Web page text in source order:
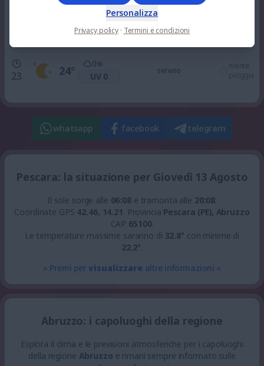
° UV 0
sereno
23 24°
0%
UV 0
sereno
niente
pioggia
whatsapp facebook telegram
Pescara: la situazione per Giovedì 13 Agosto
Il sole sorge alle 06:08e tramonta alle 20:08.
Coordinate GPS 42.46, 14.21. Provincia Pescara (PE), Abruzzo
CAP 65100.
Le temperature massime saranno di 32.8° con minime di
22.2°.
» Premi pervisualizzare altre informazioni «
Abruzzo: i capoluoghi della regione
Esplora il clima e le previsioni atmosferiche per i capoluoghi
della regione Abruzzo e rimani sempre informato sulle
Personalizza
Privacy policy · Termini e condizioni